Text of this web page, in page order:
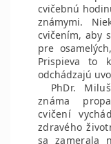
cvičebnú
známymi.
cvičením, aby
pre
Prispieva to
odchádzajú
PhDr.
známa
cvičení
zdravého
sa zamerala